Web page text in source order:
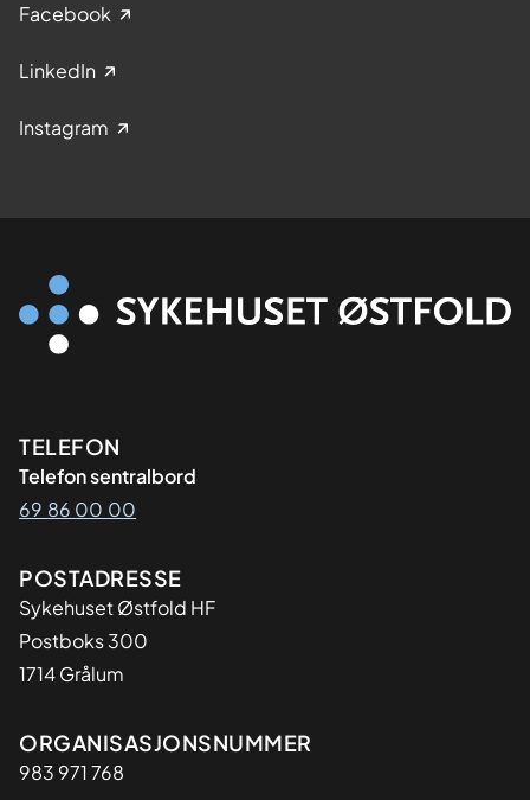
Facebook
LinkedIn
Instagram
Kontaktinformasjon
TELEFON
Telefon sentralbord
69 86 00 00
Adresse
POSTADRESSE
Sykehuset Østfold HF
Postboks 300
1714 Grålum
Organisasjon
ORGANISASJONSNUMMER
983 971 768